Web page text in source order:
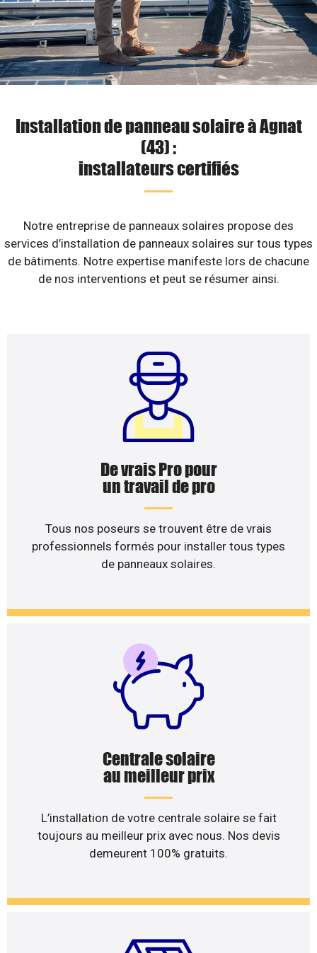
Installation de panneau solaire à Agnat
(43) :
installateurs certifiés
Notre entreprise de panneaux solaires propose des
services d’installation de panneaux solaires sur tous types
de bâtiments. Notre expertise manifeste lors de chacune
de nos interventions et peut se résumer ainsi.
De vrais Pro pour
un travail de pro
Tous nos poseurs se trouvent être de vrais
professionnels formés pour installer tous types
de panneaux solaires.
Centrale solaire
au meilleur prix
L’installation de votre centrale solaire se fait
toujours au meilleur prix avec nous. Nos devis
demeurent 100% gratuits.